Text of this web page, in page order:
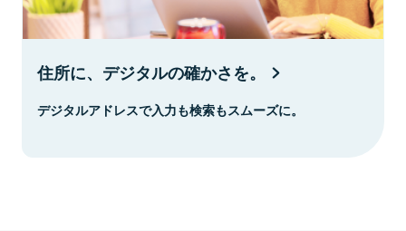
住所に、デジタルの確かさを。
デジタルアドレスで入力も検索もスムーズに。